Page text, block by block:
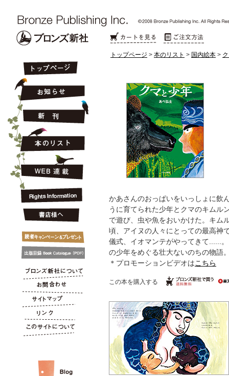
トップページ > 本のリスト > 国内絵本 >
かあさんのおっぱいをいっしょに飲
うに育てられた少年とクマのキムル
で遊び、虫や魚をおいかけた。キム
頃、アイヌの人々にとっての最高神
儀式、イオマンテがやってきて......
の少年をめぐる壮大ないのちの物語
＊プロモーションビデオはこちら
この本を購入する